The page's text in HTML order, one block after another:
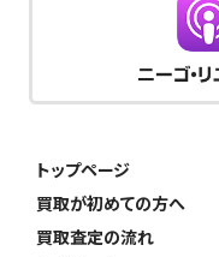
トップページ
買取が初めての方へ
買取査定の流れ